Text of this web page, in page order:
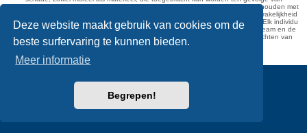
Deze website maakt gebruik van cookies om de
beste surfervaring te kunnen bieden.
Meer informatie
Begrepen!
feitelijkheden en daden van derden die rechtstreeks of onrechtstreeks verband houden met
de gegevens vermeld op de website van KAA Gent. Deze ontheffing van aansprakelijkheid
geldt inzonderheid voor het forum, waarvan KAA Gent zich volledig distantieert. Elk individu
is dus verantwoordelijk voor zijn uitlatingen op het Buffalo Forum. Ook het webteam en de
moderators kunnen niet aansprakelijk gesteld worden voor de inhoud van berichten van
gebruikers.